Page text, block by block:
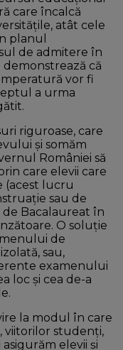
care încalcă
atât cele
planul
de admitere în
că
vor fi
a urma
riguroase, care
și somăm
României să
care elevii care
(acest lucru
sau de
de Bacalaureat în
O soluție
de
sau,
examenului
loc și cea de-a
la modul în care
viitorilor studenți,
elevii și